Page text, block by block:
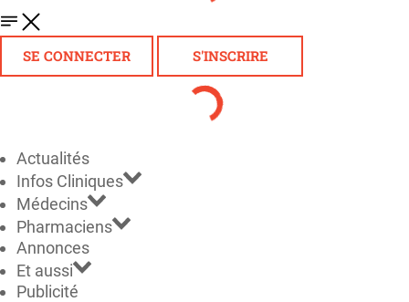
SE CONNECTER S'INSCRIRE
Actualités
Infos Cliniques
Médecins
Pharmaciens
Annonces
Et aussi
Publicité